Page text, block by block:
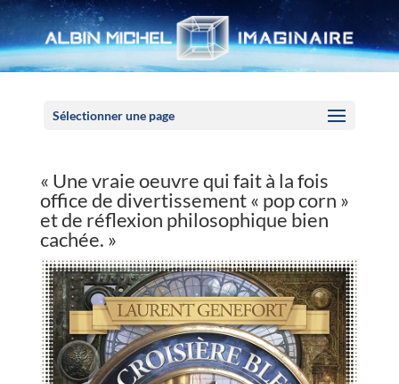
Sélectionner une page
« Une vraie oeuvre qui fait à la fois
office de divertissement « pop corn »
et de réflexion philosophique bien
cachée. »
Panneau de gestion des cookies